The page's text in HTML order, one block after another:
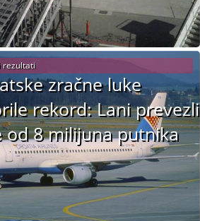
zračne luke
rekord: Lani prevezli
od 8 milijuna putnika
rezultati